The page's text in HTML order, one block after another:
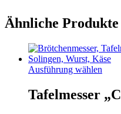
Ähnliche Produkte
Ausführung wählen
weist
Tafelmesser